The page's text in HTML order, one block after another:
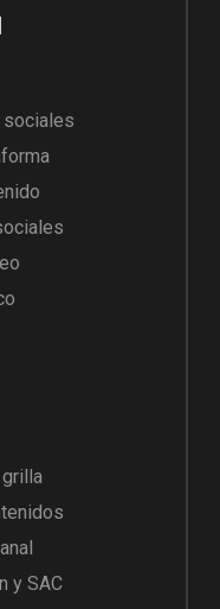
sociales
y SAC